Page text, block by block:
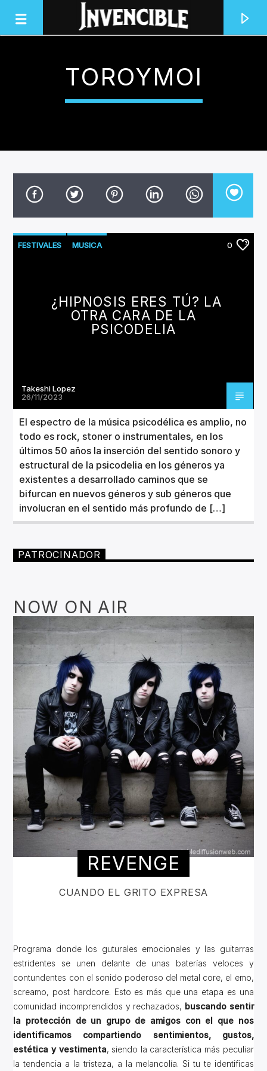
INVENCIBLE RADIO
JUNTOS SOMOS INVENCIBLES
ARTISTA
Invencible Radio
TOROYMOI
FESTIVALES MUSICA 0
¿HIPNOSIS ERES TÚ? LA
OTRA CARA DE LA
PSICODELIA
Takeshi Lopez
26/11/2023
El espectro de la música psicodélica es amplio, no
todo es rock, stoner o instrumentales, en los
últimos 50 años la inserción del sentido sonoro y
estructural de la psicodelia en los géneros ya
existentes a desarrollado caminos que se
bifurcan en nuevos géneros y sub géneros que
involucran en el sentido más profundo de […]
PATROCINADOR
NOW ON AIR
REVENGE
CUANDO EL GRITO EXPRESA
Programa donde los guturales emocionales y las guitarras
estridentes se unen delante de unas baterías veloces y
contundentes con el sonido poderoso del metal core, el emo,
screamo, post hardcore. Esto es más que una etapa es una
comunidad incomprendidos y rechazados, buscando sentir
la protección de un grupo de amigos con el que nos
identificamos compartiendo sentimientos, gustos,
estética y vestimenta, siendo la característica más peculiar
la tendencia a la tristeza, a la melancolía. Si tu te identificas